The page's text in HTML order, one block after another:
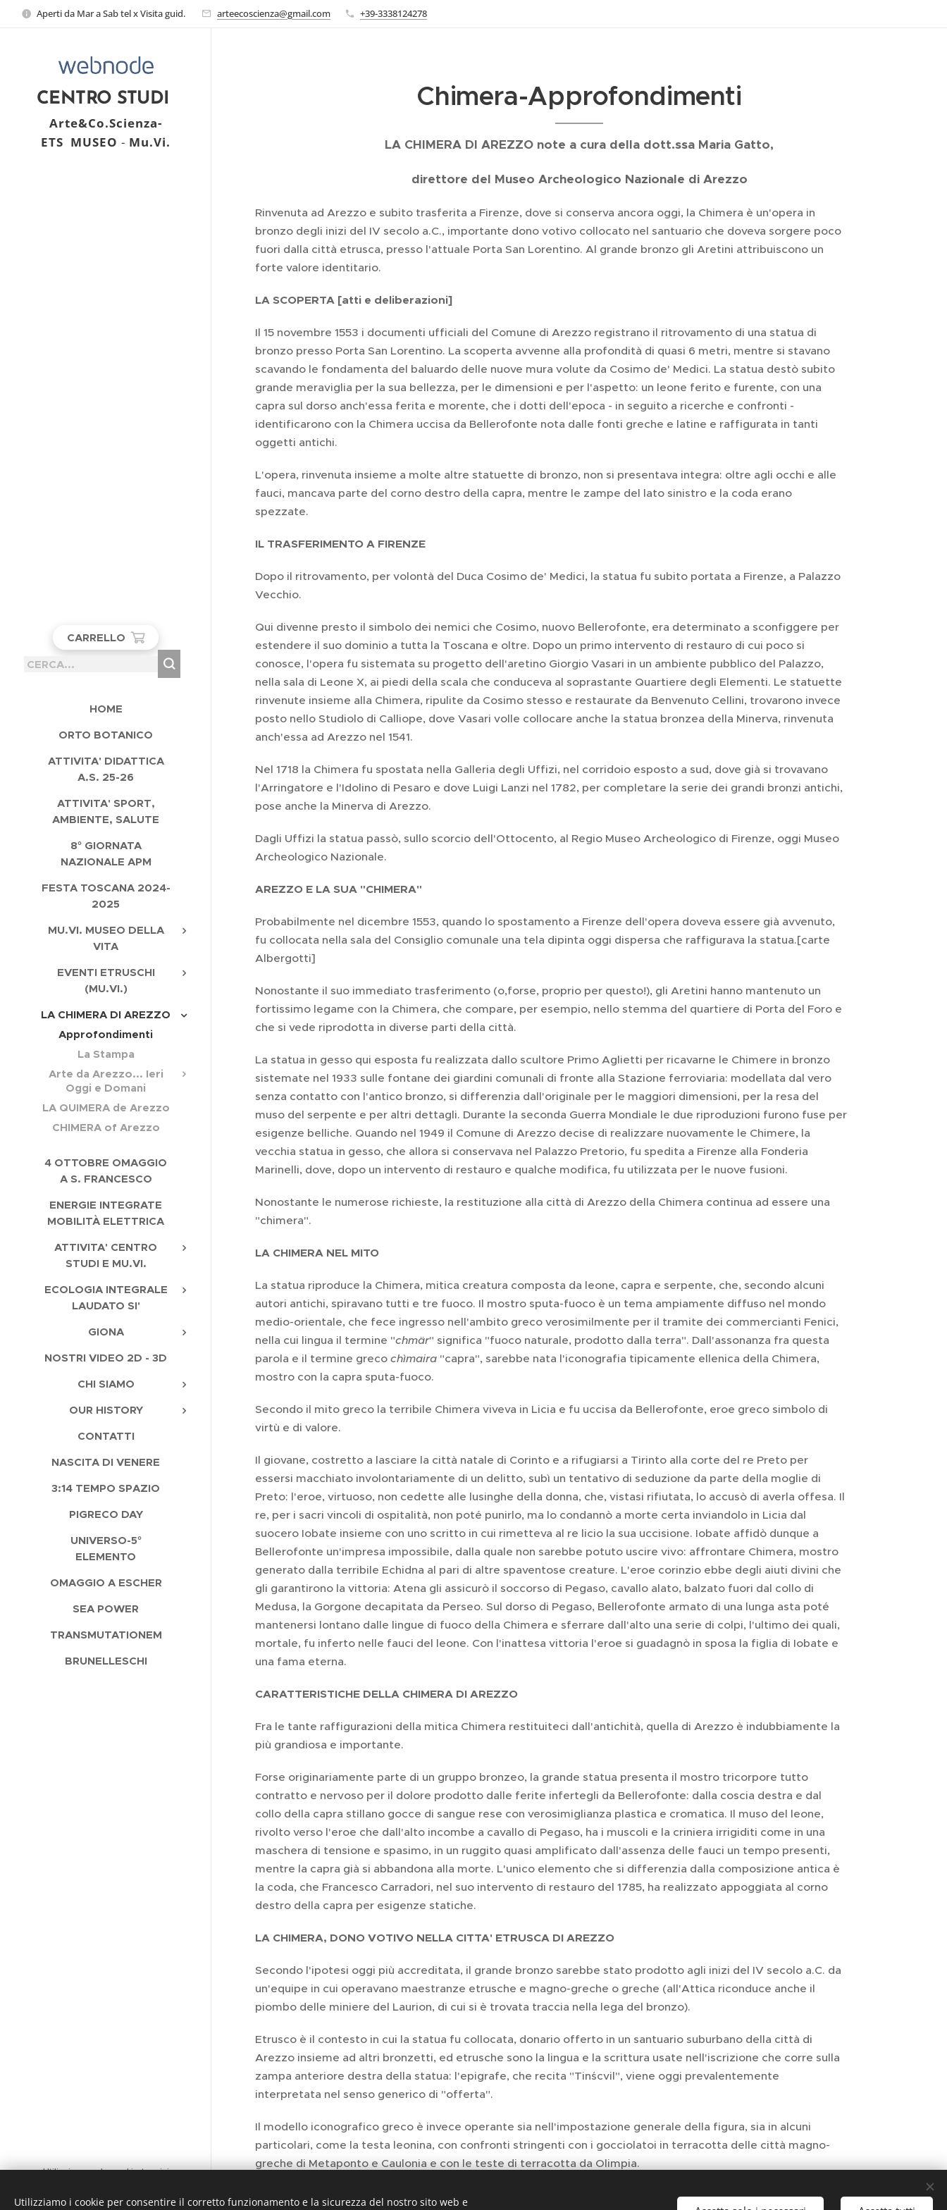
Aperti da Mar a Sab tel x Visita guid. arteecoscienza@gmail.com +39-3338124278
CENTRO STUDI
Arte&Co.Scienza-
ETS MUSEO - Mu.Vi.
CARRELLO
HOME
ORTO BOTANICO
ATTIVITA' DIDATTICA
A.S. 25-26
ATTIVITA' SPORT,
AMBIENTE, SALUTE
8° GIORNATA
NAZIONALE APM
FESTA TOSCANA 2024-
2025
MU.VI. MUSEO DELLA
VITA
EVENTI ETRUSCHI
(MU.VI.)
LA CHIMERA DI AREZZO
Approfondimenti
La Stampa
Arte da Arezzo... Ieri
Oggi e Domani
LA QUIMERA de Arezzo
CHIMERA of Arezzo
4 OTTOBRE OMAGGIO
A S. FRANCESCO
ENERGIE INTEGRATE
MOBILITÀ ELETTRICA
ATTIVITA' CENTRO
STUDI E MU.VI.
ECOLOGIA INTEGRALE
LAUDATO SI'
GIONA
NOSTRI VIDEO 2D - 3D
CHI SIAMO
OUR HISTORY
CONTATTI
NASCITA DI VENERE
3:14 TEMPO SPAZIO
PIGRECO DAY
UNIVERSO-5°
ELEMENTO
OMAGGIO A ESCHER
SEA POWER
TRANSMUTATIONEM
BRUNELLESCHI
Chimera-Approfondimenti
LA CHIMERA DI AREZZO note a cura della dott.ssa Maria Gatto,
direttore del Museo Archeologico Nazionale di Arezzo
Rinvenuta ad Arezzo e subito trasferita a Firenze, dove si conserva ancora oggi, la Chimera è un'opera in
bronzo degli inizi del IV secolo a.C., importante dono votivo collocato nel santuario che doveva sorgere poco
fuori dalla città etrusca, presso l'attuale Porta San Lorentino. Al grande bronzo gli Aretini attribuiscono un
forte valore identitario.
LA SCOPERTA [atti e deliberazioni]
Il 15 novembre 1553 i documenti ufficiali del Comune di Arezzo registrano il ritrovamento di una statua di
bronzo presso Porta San Lorentino. La scoperta avvenne alla profondità di quasi 6 metri, mentre si stavano
scavando le fondamenta del baluardo delle nuove mura volute da Cosimo de' Medici. La statua destò subito
grande meraviglia per la sua bellezza, per le dimensioni e per l'aspetto: un leone ferito e furente, con una
capra sul dorso anch'essa ferita e morente, che i dotti dell'epoca - in seguito a ricerche e confronti -
identificarono con la Chimera uccisa da Bellerofonte nota dalle fonti greche e latine e raffigurata in tanti
oggetti antichi.
L'opera, rinvenuta insieme a molte altre statuette di bronzo, non si presentava integra: oltre agli occhi e alle
fauci, mancava parte del corno destro della capra, mentre le zampe del lato sinistro e la coda erano
spezzate.
IL TRASFERIMENTO A FIRENZE
Dopo il ritrovamento, per volontà del Duca Cosimo de' Medici, la statua fu subito portata a Firenze, a Palazzo
Vecchio.
Qui divenne presto il simbolo dei nemici che Cosimo, nuovo Bellerofonte, era determinato a sconfiggere per
estendere il suo dominio a tutta la Toscana e oltre. Dopo un primo intervento di restauro di cui poco si
conosce, l'opera fu sistemata su progetto dell'aretino Giorgio Vasari in un ambiente pubblico del Palazzo,
nella sala di Leone X, ai piedi della scala che conduceva al soprastante Quartiere degli Elementi. Le statuette
rinvenute insieme alla Chimera, ripulite da Cosimo stesso e restaurate da Benvenuto Cellini, trovarono invece
posto nello Studiolo di Calliope, dove Vasari volle collocare anche la statua bronzea della Minerva, rinvenuta
anch'essa ad Arezzo nel 1541.
Nel 1718 la Chimera fu spostata nella Galleria degli Uffizi, nel corridoio esposto a sud, dove già si trovavano
l'Arringatore e l'Idolino di Pesaro e dove Luigi Lanzi nel 1782, per completare la serie dei grandi bronzi antichi,
pose anche la Minerva di Arezzo.
Dagli Uffizi la statua passò, sullo scorcio dell'Ottocento, al Regio Museo Archeologico di Firenze, oggi Museo
Archeologico Nazionale.
AREZZO E LA SUA "CHIMERA"
Probabilmente nel dicembre 1553, quando lo spostamento a Firenze dell'opera doveva essere già avvenuto,
fu collocata nella sala del Consiglio comunale una tela dipinta oggi dispersa che raffigurava la statua.[carte
Albergotti]
Nonostante il suo immediato trasferimento (o,forse, proprio per questo!), gli Aretini hanno mantenuto un
fortissimo legame con la Chimera, che compare, per esempio, nello stemma del quartiere di Porta del Foro e
che si vede riprodotta in diverse parti della città.
La statua in gesso qui esposta fu realizzata dallo scultore Primo Aglietti per ricavarne le Chimere in bronzo
sistemate nel 1933 sulle fontane dei giardini comunali di fronte alla Stazione ferroviaria: modellata dal vero
senza contatto con l'antico bronzo, si differenzia dall'originale per le maggiori dimensioni, per la resa del
muso del serpente e per altri dettagli. Durante la seconda Guerra Mondiale le due riproduzioni furono fuse per
esigenze belliche. Quando nel 1949 il Comune di Arezzo decise di realizzare nuovamente le Chimere, la
vecchia statua in gesso, che allora si conservava nel Palazzo Pretorio, fu spedita a Firenze alla Fonderia
Marinelli, dove, dopo un intervento di restauro e qualche modifica, fu utilizzata per le nuove fusioni.
Nonostante le numerose richieste, la restituzione alla città di Arezzo della Chimera continua ad essere una
"chimera".
LA CHIMERA NEL MITO
La statua riproduce la Chimera, mitica creatura composta da leone, capra e serpente, che, secondo alcuni
autori antichi, spiravano tutti e tre fuoco. Il mostro sputa-fuoco è un tema ampiamente diffuso nel mondo
medio-orientale, che fece ingresso nell'ambito greco verosimilmente per il tramite dei commercianti Fenici,
nella cui lingua il termine "chmär" significa "fuoco naturale, prodotto dalla terra". Dall'assonanza fra questa
parola e il termine greco chìmaira "capra", sarebbe nata l'iconografia tipicamente ellenica della Chimera,
mostro con la capra sputa-fuoco.
Secondo il mito greco la terribile Chimera viveva in Licia e fu uccisa da Bellerofonte, eroe greco simbolo di
virtù e di valore.
Il giovane, costretto a lasciare la città natale di Corinto e a rifugiarsi a Tirinto alla corte del re Preto per
essersi macchiato involontariamente di un delitto, subì un tentativo di seduzione da parte della moglie di
Preto: l'eroe, virtuoso, non cedette alle lusinghe della donna, che, vistasi rifiutata, lo accusò di averla offesa. Il
re, per i sacri vincoli di ospitalità, non poté punirlo, ma lo condannò a morte certa inviandolo in Licia dal
suocero Iobate insieme con uno scritto in cui rimetteva al re licio la sua uccisione. Iobate affidò dunque a
Bellerofonte un'impresa impossibile, dalla quale non sarebbe potuto uscire vivo: affrontare Chimera, mostro
generato dalla terribile Echidna al pari di altre spaventose creature. L'eroe corinzio ebbe degli aiuti divini che
gli garantirono la vittoria: Atena gli assicurò il soccorso di Pegaso, cavallo alato, balzato fuori dal collo di
Medusa, la Gorgone decapitata da Perseo. Sul dorso di Pegaso, Bellerofonte armato di una lunga asta poté
mantenersi lontano dalle lingue di fuoco della Chimera e sferrare dall'alto una serie di colpi, l'ultimo dei quali,
mortale, fu inferto nelle fauci del leone. Con l'inattesa vittoria l'eroe si guadagnò in sposa la figlia di Iobate e
una fama eterna.
CARATTERISTICHE DELLA CHIMERA DI AREZZO
Fra le tante raffigurazioni della mitica Chimera restituiteci dall'antichità, quella di Arezzo è indubbiamente la
più grandiosa e importante.
Forse originariamente parte di un gruppo bronzeo, la grande statua presenta il mostro tricorpore tutto
contratto e nervoso per il dolore prodotto dalle ferite infertegli da Bellerofonte: dalla coscia destra e dal
collo della capra stillano gocce di sangue rese con verosimiglianza plastica e cromatica. Il muso del leone,
rivolto verso l'eroe che dall'alto incombe a cavallo di Pegaso, ha i muscoli e la criniera irrigiditi come in una
maschera di tensione e spasimo, in un ruggito quasi amplificato dall'assenza delle fauci un tempo presenti,
mentre la capra già si abbandona alla morte. L'unico elemento che si differenzia dalla composizione antica è
la coda, che Francesco Carradori, nel suo intervento di restauro del 1785, ha realizzato appoggiata al corno
destro della capra per esigenze statiche.
LA CHIMERA, DONO VOTIVO NELLA CITTA' ETRUSCA DI AREZZO
Secondo l'ipotesi oggi più accreditata, il grande bronzo sarebbe stato prodotto agli inizi del IV secolo a.C. da
un'equipe in cui operavano maestranze etrusche e magno-greche o greche (all'Attica riconduce anche il
piombo delle miniere del Laurion, di cui si è trovata traccia nella lega del bronzo).
Etrusco è il contesto in cui la statua fu collocata, donario offerto in un santuario suburbano della città di
Arezzo insieme ad altri bronzetti, ed etrusche sono la lingua e la scrittura usate nell'iscrizione che corre sulla
zampa anteriore destra della statua: l'epigrafe, che recita "Tinścvil", viene oggi prevalentemente
interpretata nel senso generico di "offerta".
Il modello iconografico greco è invece operante sia nell'impostazione generale della figura, sia in alcuni
particolari, come la testa leonina, con confronti stringenti con i gocciolatoi in terracotta delle città magno-
greche di Metaponto e Caulonia e con le teste di terracotta da Olimpia.
Utilizziamo solo cookie tecnici
Utilizziamo i cookie per consentire il corretto funzionamento e la sicurezza del nostro sito web e